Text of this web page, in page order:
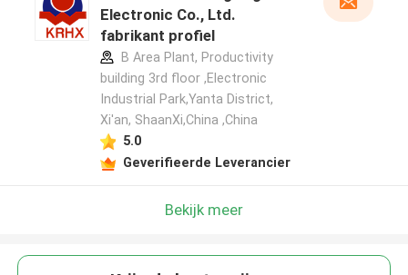
Electronic Co., Ltd.
fabrikant profiel
B Area Plant, Productivity
building 3rd floor ,Electronic
Industrial Park,Yanta District,
Xi'an, ShaanXi,China ,China
5.0
Geverifieerde Leverancier
Bekijk meer